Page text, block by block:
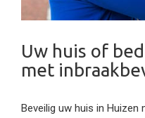
Uw huis of
met
Beveilig uw huis in Huizen